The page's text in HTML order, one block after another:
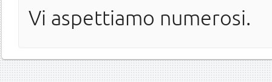
Vi aspettiamo numerosi.